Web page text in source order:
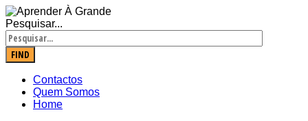
Pesquisar...
FIND
Contactos
Quem Somos
Home